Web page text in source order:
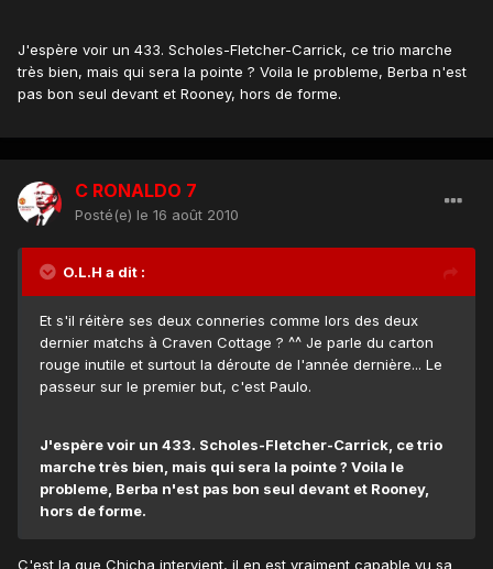
J'espère voir un 433. Scholes-Fletcher-Carrick, ce trio marche
très bien, mais qui sera la pointe ? Voila le probleme, Berba n'est
pas bon seul devant et Rooney, hors de forme.
C RONALDO 7
Posté(e) le 16 août 2010
O.L.H a dit :
Et s'il réitère ses deux conneries comme lors des deux
dernier matchs à Craven Cottage ? ^^ Je parle du carton
rouge inutile et surtout la déroute de l'année dernière... Le
passeur sur le premier but, c'est Paulo.
J'espère voir un 433. Scholes-Fletcher-Carrick, ce trio
marche très bien, mais qui sera la pointe ? Voila le
probleme, Berba n'est pas bon seul devant et Rooney,
hors de forme.
C'est la que Chicha intervient, il en est vraiment capable vu sa